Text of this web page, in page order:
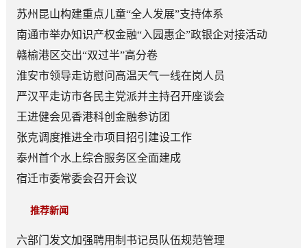
苏州昆山构建重点儿童“全人发展”支持体系
南通市举办知识产权金融“入园惠企”政银企对接活动
赣榆港区交出“双过半”高分卷
淮安市领导走访慰问高温天气一线在岗人员
严汉平走访市各民主党派并主持召开座谈会
王进健会见香港科创金融参访团
张克调度推进全市项目招引建设工作
泰州首个水上综合服务区全面建成
宿迁市委常委会召开会议
推荐新闻
六部门发文加强聘用制书记员队伍规范管理